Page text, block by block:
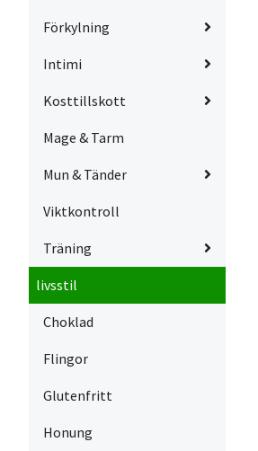
Förkylning
Intimi
Kosttillskott
Mage & Tarm
Mun & Tänder
Viktkontroll
Träning
livsstil
Choklad
Flingor
Glutenfritt
Honung